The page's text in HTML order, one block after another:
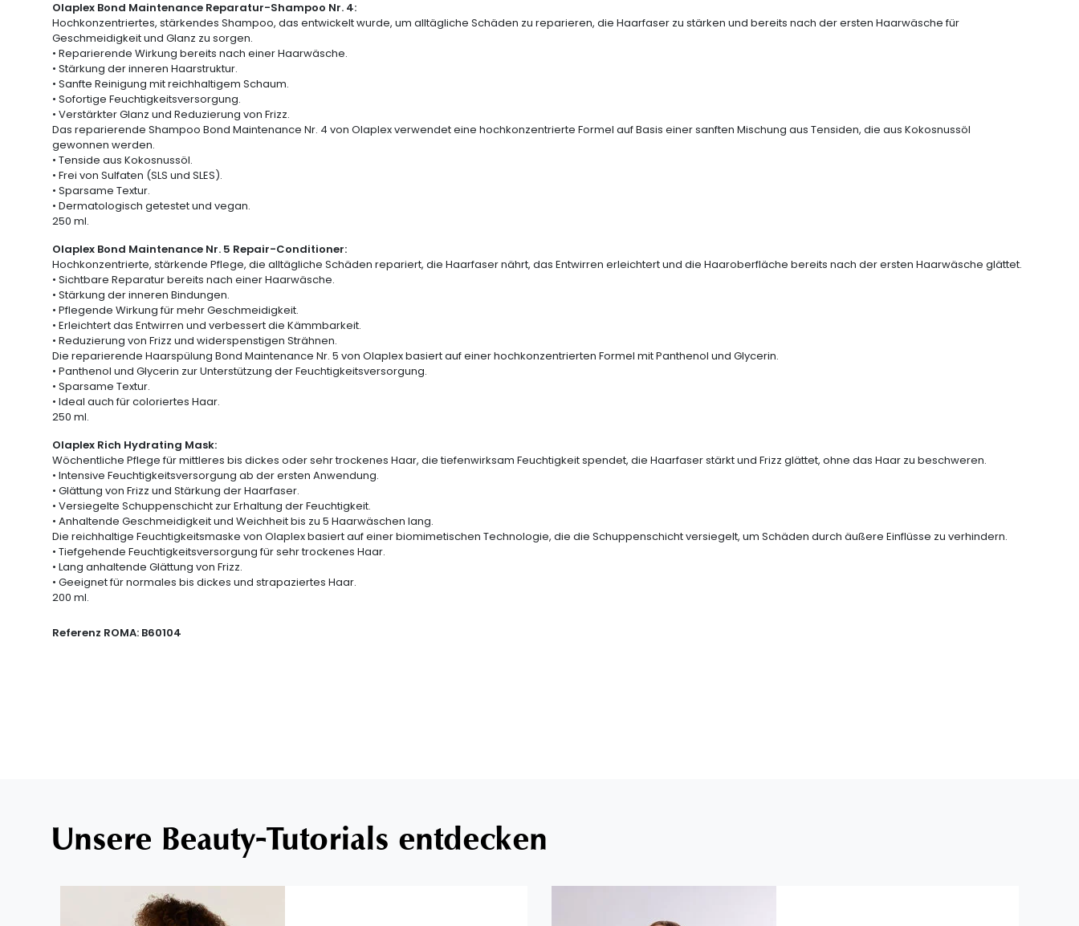
Olaplex Bond Maintenance Reparatur-Shampoo Nr. 4:
Hochkonzentriertes, stärkendes Shampoo, das entwickelt wurde, um alltägliche Schäden zu reparieren, die Haarfaser zu stärken und bereits nach der ersten Haarwäsche für
Geschmeidigkeit und Glanz zu sorgen.
• Reparierende Wirkung bereits nach einer Haarwäsche.
• Stärkung der inneren Haarstruktur.
• Sanfte Reinigung mit reichhaltigem Schaum.
• Sofortige Feuchtigkeitsversorgung.
• Verstärkter Glanz und Reduzierung von Frizz.
Das reparierende Shampoo Bond Maintenance Nr. 4 von Olaplex verwendet eine hochkonzentrierte Formel auf Basis einer sanften Mischung aus Tensiden, die aus Kokosnussöl
gewonnen werden.
• Tenside aus Kokosnussöl.
• Frei von Sulfaten (SLS und SLES).
• Sparsame Textur.
• Dermatologisch getestet und vegan.
250 ml.
Olaplex Bond Maintenance Nr. 5 Repair-Conditioner:
Hochkonzentrierte, stärkende Pflege, die alltägliche Schäden repariert, die Haarfaser nährt, das Entwirren erleichtert und die Haaroberfläche bereits nach der ersten Haarwäsche glättet.
• Sichtbare Reparatur bereits nach einer Haarwäsche.
• Stärkung der inneren Bindungen.
• Pflegende Wirkung für mehr Geschmeidigkeit.
• Erleichtert das Entwirren und verbessert die Kämmbarkeit.
• Reduzierung von Frizz und widerspenstigen Strähnen.
Die reparierende Haarspülung Bond Maintenance Nr. 5 von Olaplex basiert auf einer hochkonzentrierten Formel mit Panthenol und Glycerin.
• Panthenol und Glycerin zur Unterstützung der Feuchtigkeitsversorgung.
• Sparsame Textur.
• Ideal auch für coloriertes Haar.
250 ml.
Olaplex Rich Hydrating Mask:
Wöchentliche Pflege für mittleres bis dickes oder sehr trockenes Haar, die tiefenwirksam Feuchtigkeit spendet, die Haarfaser stärkt und Frizz glättet, ohne das Haar zu beschweren.
• Intensive Feuchtigkeitsversorgung ab der ersten Anwendung.
• Glättung von Frizz und Stärkung der Haarfaser.
• Versiegelte Schuppenschicht zur Erhaltung der Feuchtigkeit.
• Anhaltende Geschmeidigkeit und Weichheit bis zu 5 Haarwäschen lang.
Die reichhaltige Feuchtigkeitsmaske von Olaplex basiert auf einer biomimetischen Technologie, die die Schuppenschicht versiegelt, um Schäden durch äußere Einflüsse zu verhindern.
• Tiefgehende Feuchtigkeitsversorgung für sehr trockenes Haar.
• Lang anhaltende Glättung von Frizz.
• Geeignet für normales bis dickes und strapaziertes Haar.
200 ml.
Referenz ROMA: B60104
Unsere Beauty-Tutorials entdecken